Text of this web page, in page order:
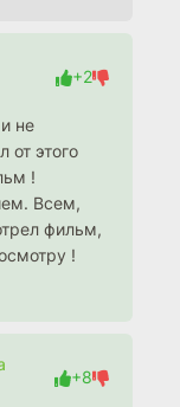
+2
не
от этого
!
Всем,
фильм,
!
+8